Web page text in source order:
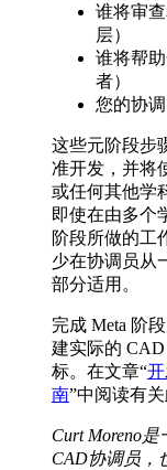
谁将审
层）
谁将帮
者）
您的协
这些元阶段步
准开发，并将
或任何其他学
即使在由多个
阶段所做的工
少在协调员从
部分适用。
完成 Meta 阶
建实际的
标。在文章“
南”中阅读有
Curt Moreno
CAD协调员，